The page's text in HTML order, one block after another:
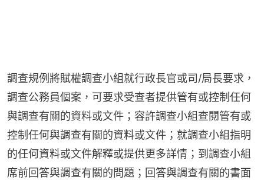
調查規例將賦權調查小組就行政長官或司/局長要求，
調查公務員個案，可要求受查者提供管有或控制任何
與調查有關的資料或文件；容許調查小組查閱管有或
控制任何與調查有關的資料或文件；就調查小組指明
的任何資料或文件解釋或提供更多詳情；到調查小組
席前回答與調查有關的問題；回答與調查有關的書面